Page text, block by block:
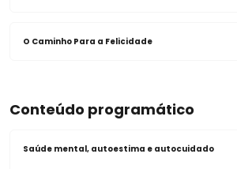
O Caminho Para a Felicidade
Conteúdo programático
Saúde mental, autoestima e autocuidado